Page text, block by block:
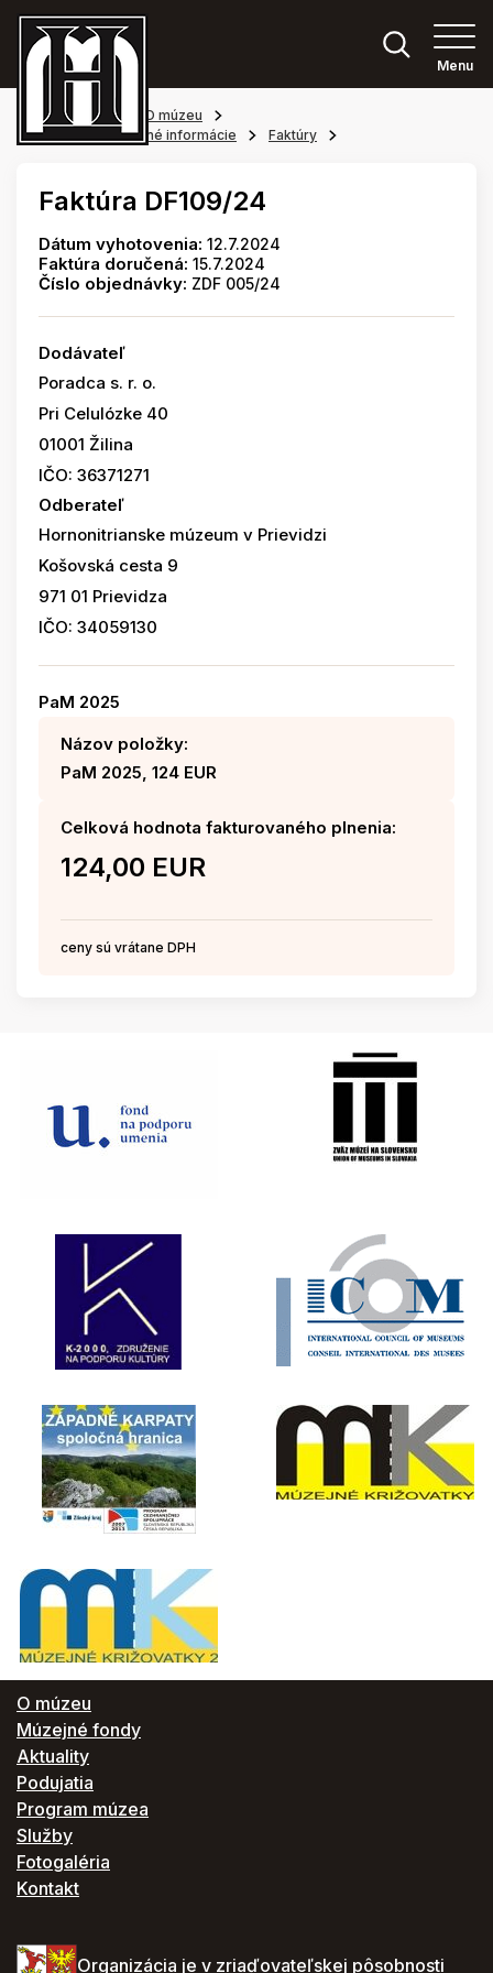
Menu
Hlavná stránka
O múzeu
Povinne zverejňované informácie
Faktúry
Faktúra DF109/24
Dátum vyhotovenia: 12.7.2024
Faktúra doručená: 15.7.2024
Číslo objednávky: ZDF 005/24
Dodávateľ
Poradca s. r. o.
Pri Celulózke 40
01001 Žilina
IČO: 36371271
Odberateľ
Hornonitrianske múzeum v Prievidzi
Košovská cesta 9
971 01 Prievidza
IČO: 34059130
PaM 2025
Názov položky:
PaM 2025, 124 EUR
Celková hodnota fakturovaného plnenia:
124,00 EUR
ceny sú vrátane DPH
O múzeu
Múzejné fondy
Aktuality
Podujatia
Program múzea
Služby
Fotogaléria
Kontakt
Organizácia je v zriaďovateľskej pôsobnosti